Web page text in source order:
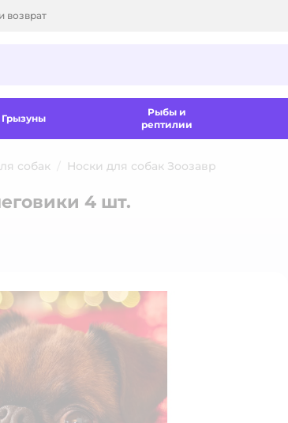
возврат
Грызуны
Рыбы и
рептилии
собак Носки для собак Зоозавр
4 шт.